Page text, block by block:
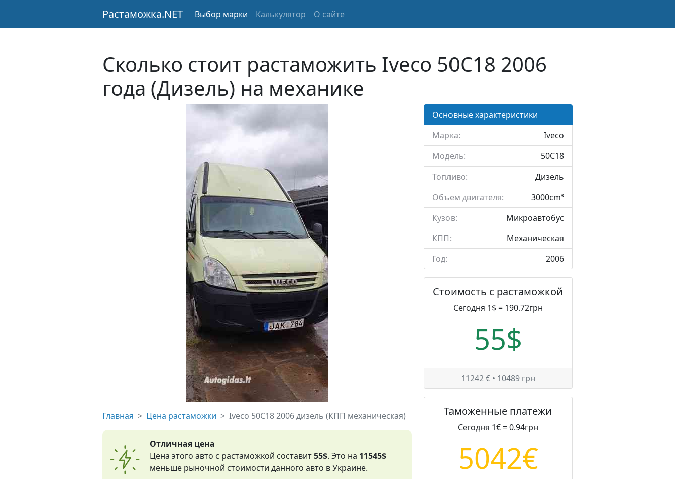
Растаможка.NET Выбор марки Калькулятор О сайте
Сколько стоит растаможить Iveco 50C18 2006
года (Дизель) на механике
Главная Цена растаможки Iveco 50C18 2006 дизель (КПП механическая)
Отличная цена
Цена этого авто с растаможкой составит55$. Это на 11545$
меньше рыночной стоимости данного авто в Украине.
Основные характеристики
Марка:
Iveco
Модель:
50C18
Топливо:
Дизель
Объем двигателя:
3000cm³
Кузов:
Микроавтобус
КПП:
Механическая
Год:
2006
Стоимость с растаможкой
Сегодня 1$ = 190.72грн
55$
11242 € • 10489 грн
Таможенные платежи
Сегодня 1€ = 0.94грн
5042€